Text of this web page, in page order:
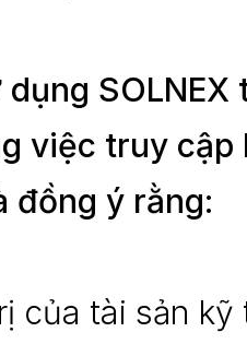
dụng
việc truy
đồng ý rằng:
của tài sản